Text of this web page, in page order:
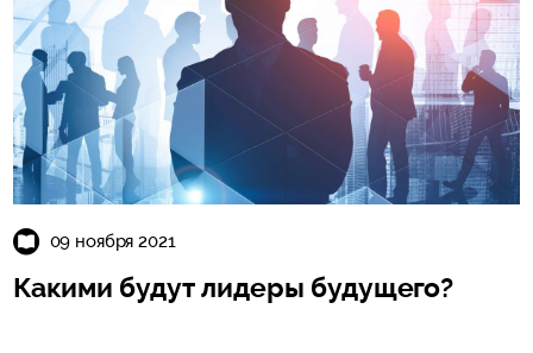
09 ноября 2021
Какими будут лидеры будущего?